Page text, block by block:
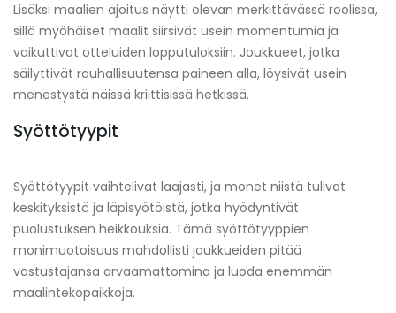
Lisäksi maalien ajoitus näytti olevan merkittävässä roolissa,
sillä myöhäiset maalit siirsivät usein momentumia ja
vaikuttivat otteluiden lopputuloksiin. Joukkueet, jotka
säilyttivät rauhallisuutensa paineen alla, löysivät usein
menestystä näissä kriittisissä hetkissä.
Syöttötyypit
Syöttötyypit vaihtelivat laajasti, ja monet niistä tulivat
keskityksistä ja läpisyötöistä, jotka hyödyntivät
puolustuksen heikkouksia. Tämä syöttötyyppien
monimuotoisuus mahdollisti joukkueiden pitää
vastustajansa arvaamattomina ja luoda enemmän
maalintekopaikkoja.